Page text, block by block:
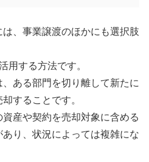
、事業譲渡のほかにも選択肢
用する方法です。
ある部門を切り離して新たに
することです。
産や契約を売却対象に含める
り、状況によっては複雑にな